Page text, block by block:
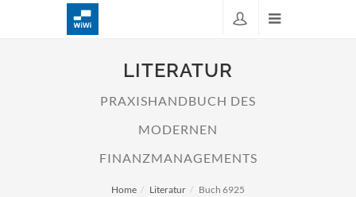
LITERATUR
PRAXISHANDBUCH DES
MODERNEN
FINANZMANAGEMENTS
Home Literatur Buch 6925